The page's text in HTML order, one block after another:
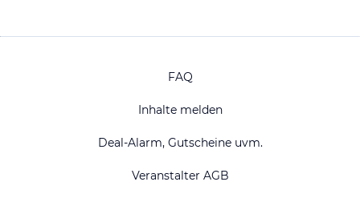
FAQ
Inhalte melden
Deal-Alarm, Gutscheine uvm.
Veranstalter AGB